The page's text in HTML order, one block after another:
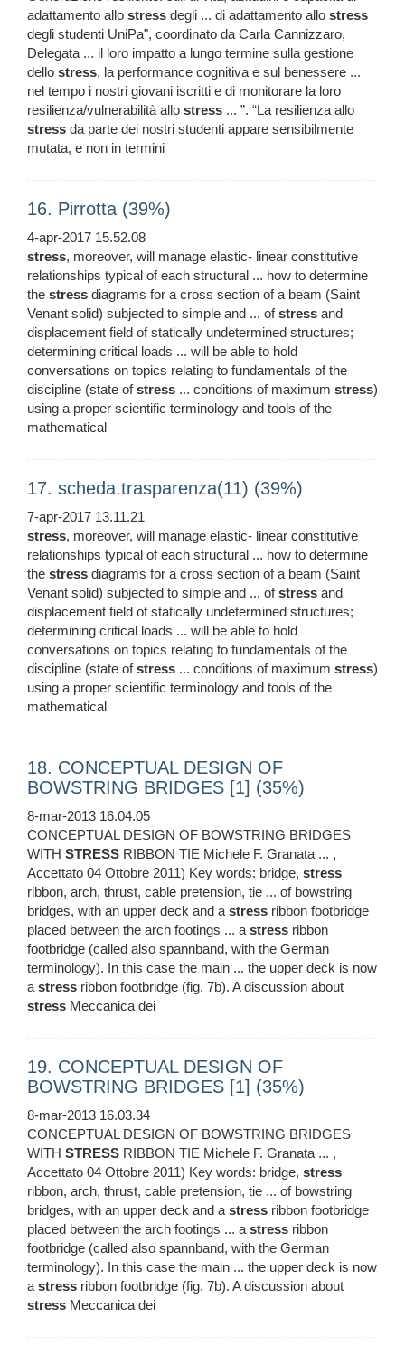
adattamento allo stress degli ... di adattamento allo stress
degli studenti UniPa", coordinato da Carla Cannizzaro,
Delegata ... il loro impatto a lungo termine sulla gestione
dello stress, la performance cognitiva e sul benessere ...
nel tempo i nostri giovani iscritti e di monitorare la loro
resilienza/vulnerabilità allo stress ... ”. “La resilienza allo
stress da parte dei nostri studenti appare sensibilmente
mutata, e non in termini
16. Pirrotta (39%)
4-apr-2017 15.52.08
stress, moreover, will manage elastic- linear constitutive
relationships typical of each structural ... how to determine
the stress diagrams for a cross section of a beam (Saint
Venant solid) subjected to simple and ... ofstress and
displacement field of statically undetermined structures;
determining critical loads ... will be able to hold
conversations on topics relating to fundamentals of the
discipline (state ofstress ... conditions of maximum stress)
using a proper scientific terminology and tools of the
mathematical
17. scheda.trasparenza(11) (39%)
7-apr-2017 13.11.21
stress, moreover, will manage elastic- linear constitutive
relationships typical of each structural ... how to determine
the stress diagrams for a cross section of a beam (Saint
Venant solid) subjected to simple and ... ofstress and
displacement field of statically undetermined structures;
determining critical loads ... will be able to hold
conversations on topics relating to fundamentals of the
discipline (state ofstress ... conditions of maximum stress)
using a proper scientific terminology and tools of the
mathematical
18. CONCEPTUAL DESIGN OF
BOWSTRING BRIDGES [1] (35%)
8-mar-2013 16.04.05
CONCEPTUAL DESIGN OF BOWSTRING BRIDGES
WITH STRESS RIBBON TIE Michele F. Granata ... ,
Accettato 04 Ottobre 2011) Key words: bridge, stress
ribbon, arch, thrust, cable pretension, tie ... of bowstring
bridges, with an upper deck and astress ribbon footbridge
placed between the arch footings ... astress ribbon
footbridge (called also spannband, with the German
terminology). In this case the main ... the upper deck is now
astress ribbon footbridge (fig. 7b). A discussion about
stress Meccanica dei
19. CONCEPTUAL DESIGN OF
BOWSTRING BRIDGES [1] (35%)
8-mar-2013 16.03.34
CONCEPTUAL DESIGN OF BOWSTRING BRIDGES
WITH STRESS RIBBON TIE Michele F. Granata ... ,
Accettato 04 Ottobre 2011) Key words: bridge, stress
ribbon, arch, thrust, cable pretension, tie ... of bowstring
bridges, with an upper deck and astress ribbon footbridge
placed between the arch footings ... astress ribbon
footbridge (called also spannband, with the German
terminology). In this case the main ... the upper deck is now
astress ribbon footbridge (fig. 7b). A discussion about
stress Meccanica dei